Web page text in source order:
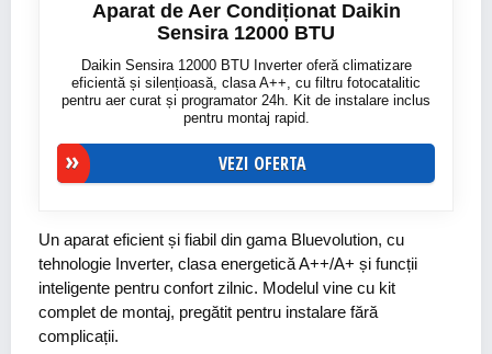
Aparat de Aer Condiționat Daikin
Sensira 12000 BTU
Daikin Sensira 12000 BTU Inverter oferă climatizare
eficientă și silențioasă, clasa A++, cu filtru fotocatalitic
pentru aer curat și programator 24h. Kit de instalare inclus
pentru montaj rapid.
VEZI OFERTA
Un aparat eficient și fiabil din gama Bluevolution, cu
tehnologie Inverter, clasa energetică A++/A+ și funcții
inteligente pentru confort zilnic. Modelul vine cu kit
complet de montaj, pregătit pentru instalare fără
complicații.